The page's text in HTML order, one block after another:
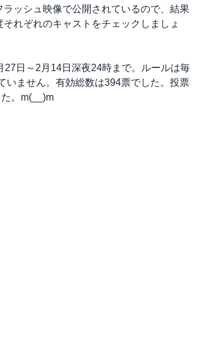
ッシュ映像で公開されているので、結果
れぞれのキャストをチェックしましょ
27日～2月14日深夜24時まで。ルールは毎
いません。有効総数は394票でした。投票
。m(__)m